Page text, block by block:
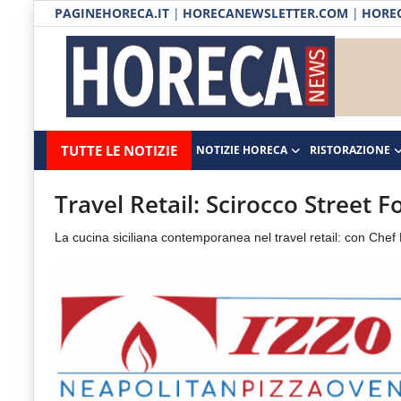
PAGINEHORECA.IT | HORECANEWSLETTER.COM |
Horecanews.it
-
Notizie
Horeca
Il
portale
canale
Horeca
del
TUTTE LE NOTIZIE NOTIZIE HORECA RISTORAZIONE
Notizie HORECA
Ristorazione
Ospitalità
Distribuzione
Travel Retail: Scirocco Street
La cucina siciliana contemporanea nel travel retail: con